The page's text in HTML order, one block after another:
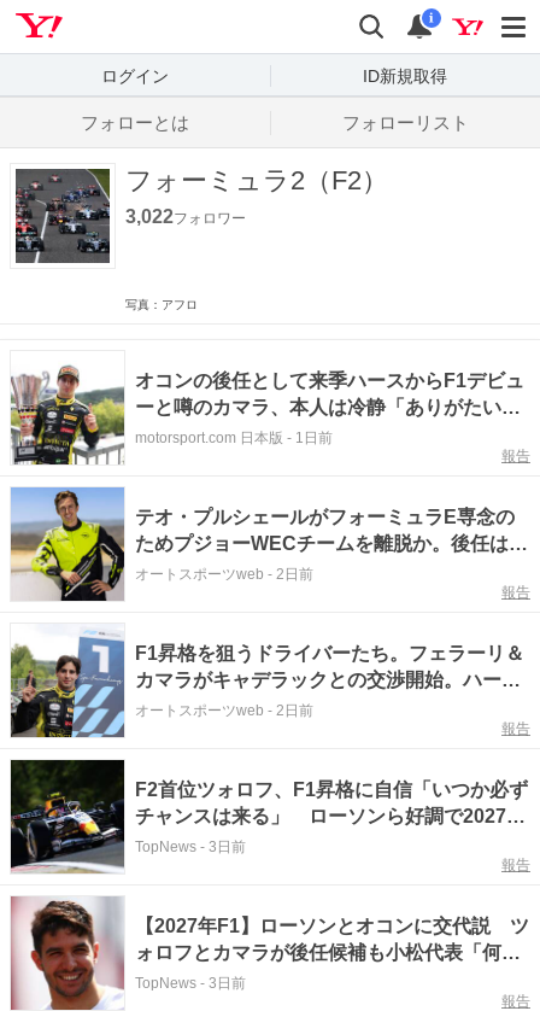
検索
通知
i
ログイン ID新規取得
フォローとは フォローリスト
フォーミュラ2（F2）
3,022フォロワー
写真：アフロ
オコンの後任として来季ハースからF1デビュ
ーと噂のカマラ、本人は冷静「ありがたいけ
ど、まずはF2王者獲得に集中だ」
motorsport.com 日本版 - 1日前
報告
テオ・プルシェールがフォーミュラE専念の
ためプジョーWECチームを離脱か。後任は元
フェラーリドライバー？
オートスポーツweb - 2日前
報告
F1昇格を狙うドライバーたち。フェラーリ＆
カマラがキャデラックとの交渉開始。ハース
をめぐる争いはフォルナローリがリードか
オートスポーツweb - 2日前
報告
F2首位ツォロフ、F1昇格に自信「いつか必ず
チャンスは来る」 ローソンら好調で2027年
のシート争いは？
TopNews - 3日前
報告
【2027年F1】ローソンとオコンに交代説 ツ
ォロフとカマラが後任候補も小松代表「何も
決まっていない」
TopNews - 3日前
報告